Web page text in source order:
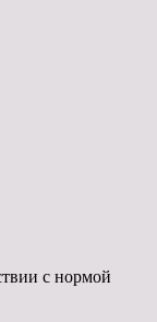
с нормой